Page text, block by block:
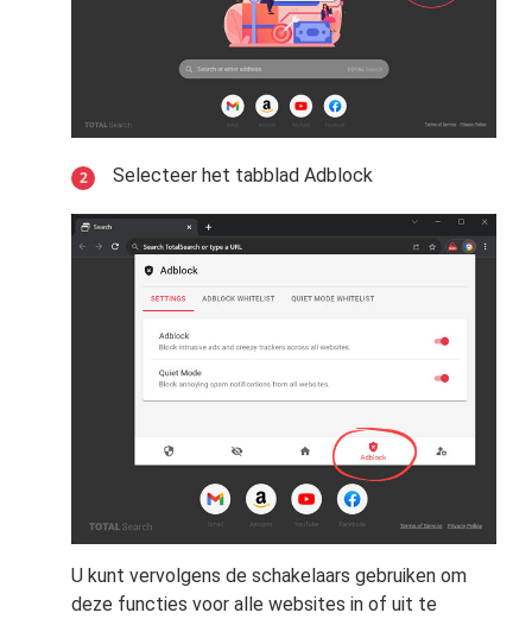
Selecteer het tabblad Adblock
U kunt vervolgens de schakelaars gebruiken om
deze functies voor alle websites in of uit te